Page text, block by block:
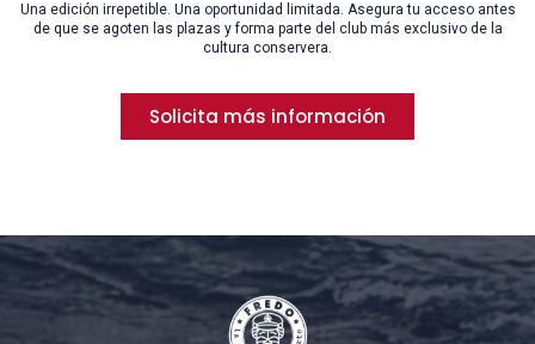
Una edición irrepetible. Una oportunidad limitada. Asegura tu acceso antes
de que se agoten las plazas y forma parte del club más exclusivo de la
cultura conservera.
Solicita más información